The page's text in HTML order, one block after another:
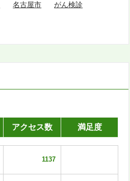
名古屋市
がん検診
アクセス数 満足度
1137